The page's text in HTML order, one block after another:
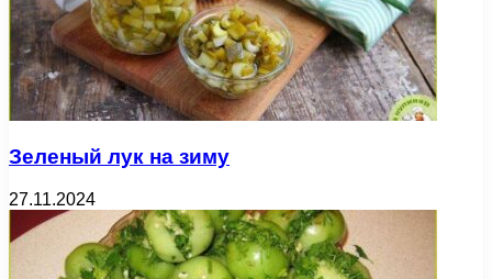
Зеленый лук на зиму
27.11.2024